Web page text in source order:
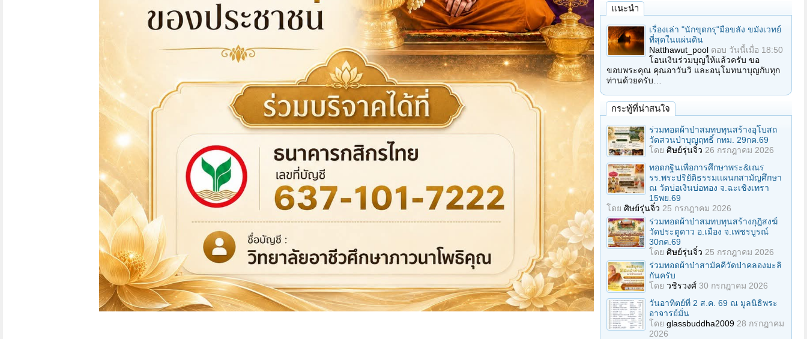
แนะนำ
เรื่องเล่า "นักขุดกรุ"มือขลัง ขมังเวทย์
ที่สุดในแผ่นดิน
Natthawut_pool ตอบ วันนี้เมื่อ 18:50
โอนเงินร่วมบุญให้แล้วครับ ขอ
ขอบพระคุณ คุณอาวันวิ และอนุโมทนาบุญกับทุก
ท่านด้วยครับ…
กระทู้ที่น่าสนใจ
ร่วมทอดผ้าป่าสมทบทุนสร้างอุโบสถ
วัดสวนป่าบุญฤทธิ์ กทม. 29กค.69
โดย ศิษย์รุ่นจิ๋ว 26 กรกฎาคม 2026
ทอดกฐินเพื่อการศึกษาพระ&เณร
รร.พระปริยัติธรรมเเผนกสามัญศึกษา
ณ วัดบ่อเงินบ่อทอง จ.ฉะเชิงเทรา
15พย.69
โดย ศิษย์รุ่นจิ๋ว 25 กรกฎาคม 2026
ร่วมทอดผ้าป่าสมทบทุนสร้างกุฎิสงฆ์
วัดประตูดาว อ.เมือง จ.เพชรบูรณ์
30กค.69
โดย ศิษย์รุ่นจิ๋ว 25 กรกฎาคม 2026
ร่วมทอดผ้าป่าสามัคคีวัดป่าคลองมะลิ
กันครับ
โดย วชิรวงศ์ 30 กรกฎาคม 2026
วันอาทิตย์ที่ 2 ส.ค. 69 ณ มูลนิธิพระ
อาจารย์มั่น
โดย glassbuddha2009 28 กรกฎาคม
2026